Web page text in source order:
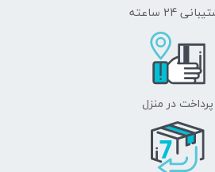
این عناوین تنظیم شده
سکه‌های شاهان تابعه
و ساتراپ‌های آسیای صغیر،
جزیرة قبرس، و سکه‌های
24 ساعته
پرداخت در منزل